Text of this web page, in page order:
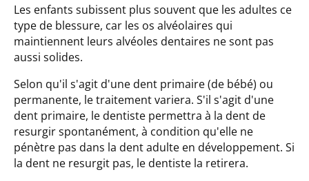
Les enfants subissent plus souvent que les adultes ce
type de blessure, car les os alvéolaires qui
maintiennent leurs alvéoles dentaires ne sont pas
aussi solides.
Selon qu'il s'agit d'une dent primaire (de bébé) ou
permanente, le traitement variera. S'il s'agit d'une
dent primaire, le dentiste permettra à la dent de
resurgir spontanément, à condition qu'elle ne
pénètre pas dans la dent adulte en développement. Si
la dent ne resurgit pas, le dentiste la retirera.